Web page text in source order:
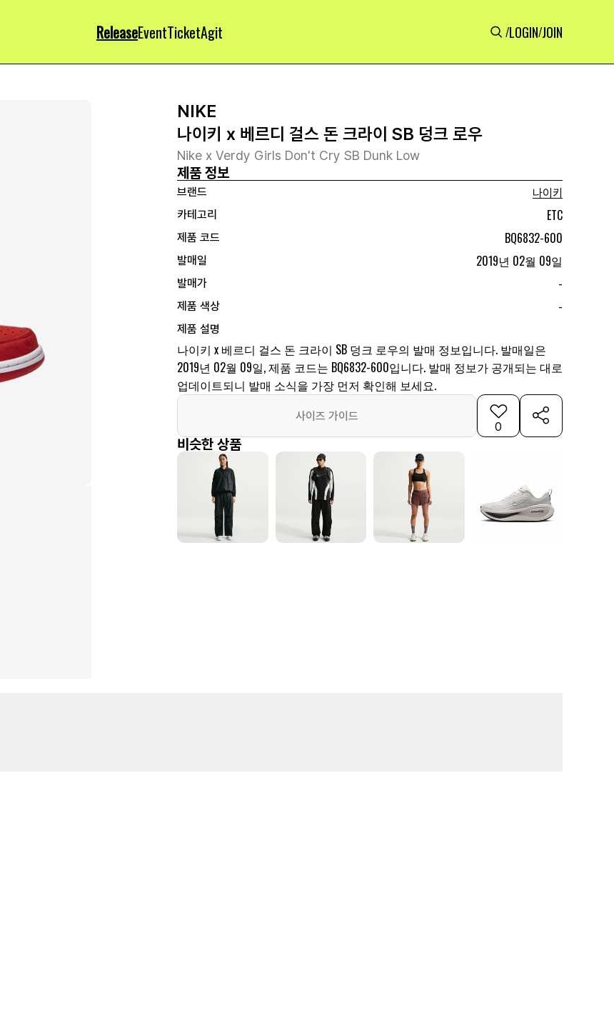
ReleaseEventTicketAgit /LOGIN/JOIN
NIKE
나이키 x 베르디 걸스 돈 크라이 SB 덩크 로우
Nike x Verdy Girls Don't Cry SB Dunk Low
제품 정보
브랜드
나이키
카테고리
ETC
제품 코드 BQ6832-600
발매일 2019년 02월 09일
발매가 -
제품 색상 -
제품 설명
나이키 x 베르디 걸스 돈 크라이 SB 덩크 로우의 발매 정보입니다. 발매일은
2019년 02월 09일, 제품 코드는 BQ6832-600입니다. 발매 정보가 공개되는 대로
업데이트되니 발매 소식을 가장 먼저 확인해 보세요.
사이즈 가이드
0
비슷한 상품